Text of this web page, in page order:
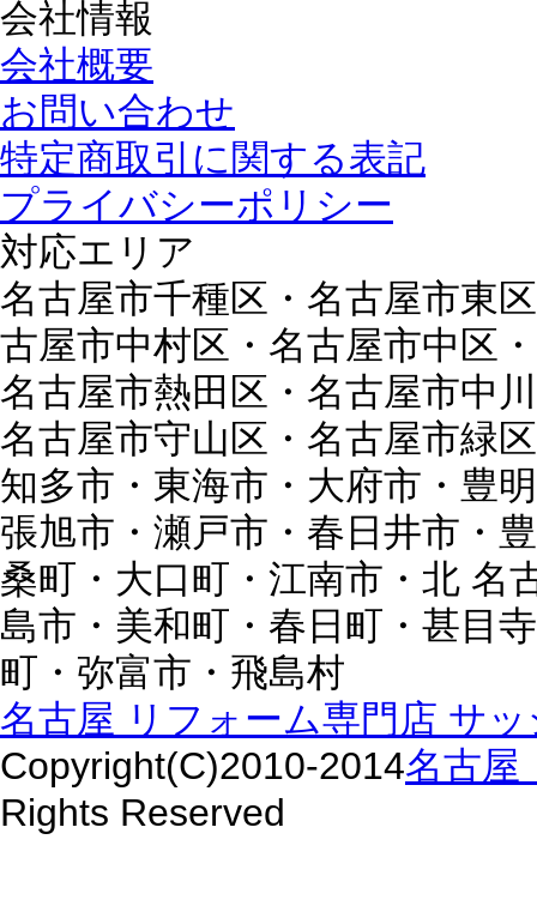
会社情報
会社概要
お問い合わせ
特定商取引に関する表記
プライバシーポリシー
対応エリア
名古屋市千種区・名古屋市東
古屋市中村区・名古屋市中区
名古屋市熱田区・名古屋市中
名古屋市守山区・名古屋市緑
知多市・東海市・大府市・豊
張旭市・瀬戸市・春日井市・
桑町・大口町・江南市・北 名
島市・美和町・春日町・甚目
町・弥富市・飛島村
名古屋 リフォーム専門店 サ
Copyright(C)2010-2014名古屋
Rights Reserved